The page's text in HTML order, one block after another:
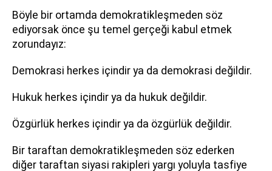
Böyle bir ortamda demokratikleşmeden söz
ediyorsak önce şu temel gerçeği kabul etmek
zorundayız:
Demokrasi herkes içindir ya da demokrasi değildir.
Hukuk herkes içindir ya da hukuk değildir.
Özgürlük herkes içindir ya da özgürlük değildir.
Bir taraftan demokratikleşmeden söz ederken
diğer taraftan siyasi rakipleri yargı yoluyla tasfiye